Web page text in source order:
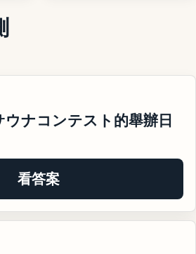
ウナコンテスト的舉辦日
看答案